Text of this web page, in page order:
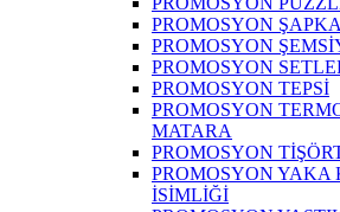
PROMOSYON ŞAPKA
PROMOSYON
PROMOSYON
PROMOSYON TEPSİ
PROMOSYON
MATARA
PROMOSYON
PROMOSYON YAKA
İSİMLİĞİ